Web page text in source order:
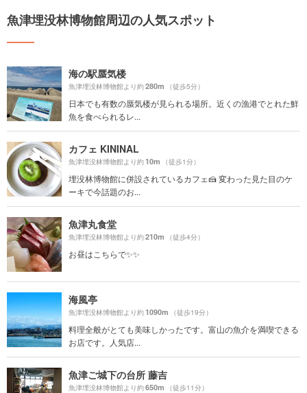
魚津埋没林博物館周辺の人気スポット
海の駅蜃気楼
魚津埋没林博物館より約280m （徒歩5分）
日本でも有数の蜃気楼が見られる場所。近くの漁港でとれた鮮
魚を食べられるレ...
カフェ KININAL
魚津埋没林博物館より約10m （徒歩1分）
埋没林博物館に併設されているカフェ🍰 変わった見た目のケ
ーキで今話題のお...
魚津丸食堂
魚津埋没林博物館より約210m （徒歩4分）
お昼はこちらで✨✨
海風亭
魚津埋没林博物館より約1090m （徒歩19分）
料理全般がとても美味しかったです。富山の魚介を満喫できる
お店です。人気店...
魚津ご城下の台所 藤吉
魚津埋没林博物館より約650m （徒歩11分）